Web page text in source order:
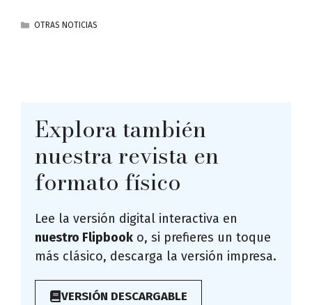
CATEGORÍAS
OTRAS NOTICIAS
Explora también
nuestra revista en
formato físico
Lee la versión digital interactiva en
nuestro Flipbook o, si prefieres un toque
más clásico, descarga la versión impresa.
VERSIÓN DESCARGABLE